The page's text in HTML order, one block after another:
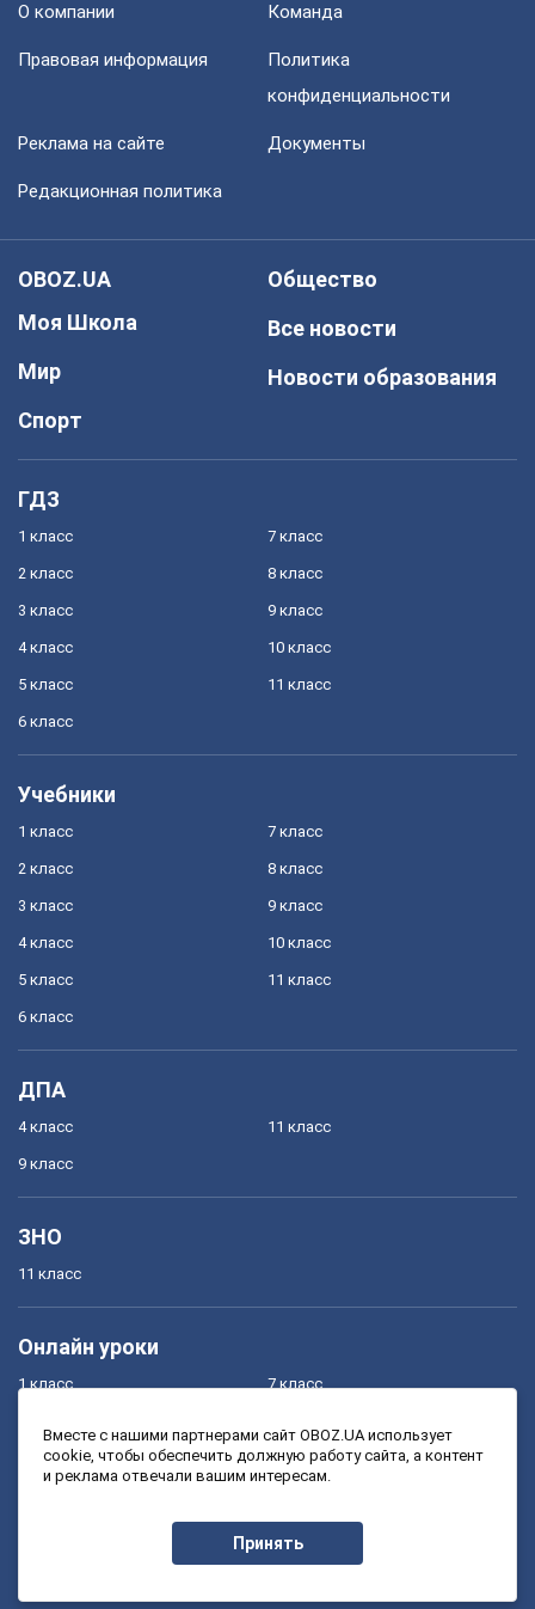
О компании Команда
Правовая информация
Политика
конфиденциальности
Реклама на сайте Документы
Редакционная политика
OBOZ.UA
Моя Школа
Мир
Спорт
Общество
Все новости
Новости образования
ГДЗ
1 класс
2 класс
3 класс
4 класс
5 класс
6 класс
7 класс
8 класс
9 класс
10 класс
11 класс
Учебники
1 класс
2 класс
3 класс
4 класс
5 класс
6 класс
7 класс
8 класс
9 класс
10 класс
11 класс
ДПА
4 класс
9 класс
11 класс
ЗНО
11 класс
Онлайн уроки
1 класс
3 класс
7 класс
9 класс
Вместе с нашими партнерами сайт OBOZ.UA использует
cookie, чтобы обеспечить должную работу сайта, а контент
и реклама отвечали вашим интересам.
Принять